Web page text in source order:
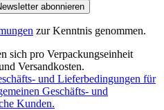
abonnieren
zur Kenntnis genommen.
sich pro Verpackungseinheit
Versandkosten.
und Lieferbedingungen für
Geschäfts- und
Kunden.